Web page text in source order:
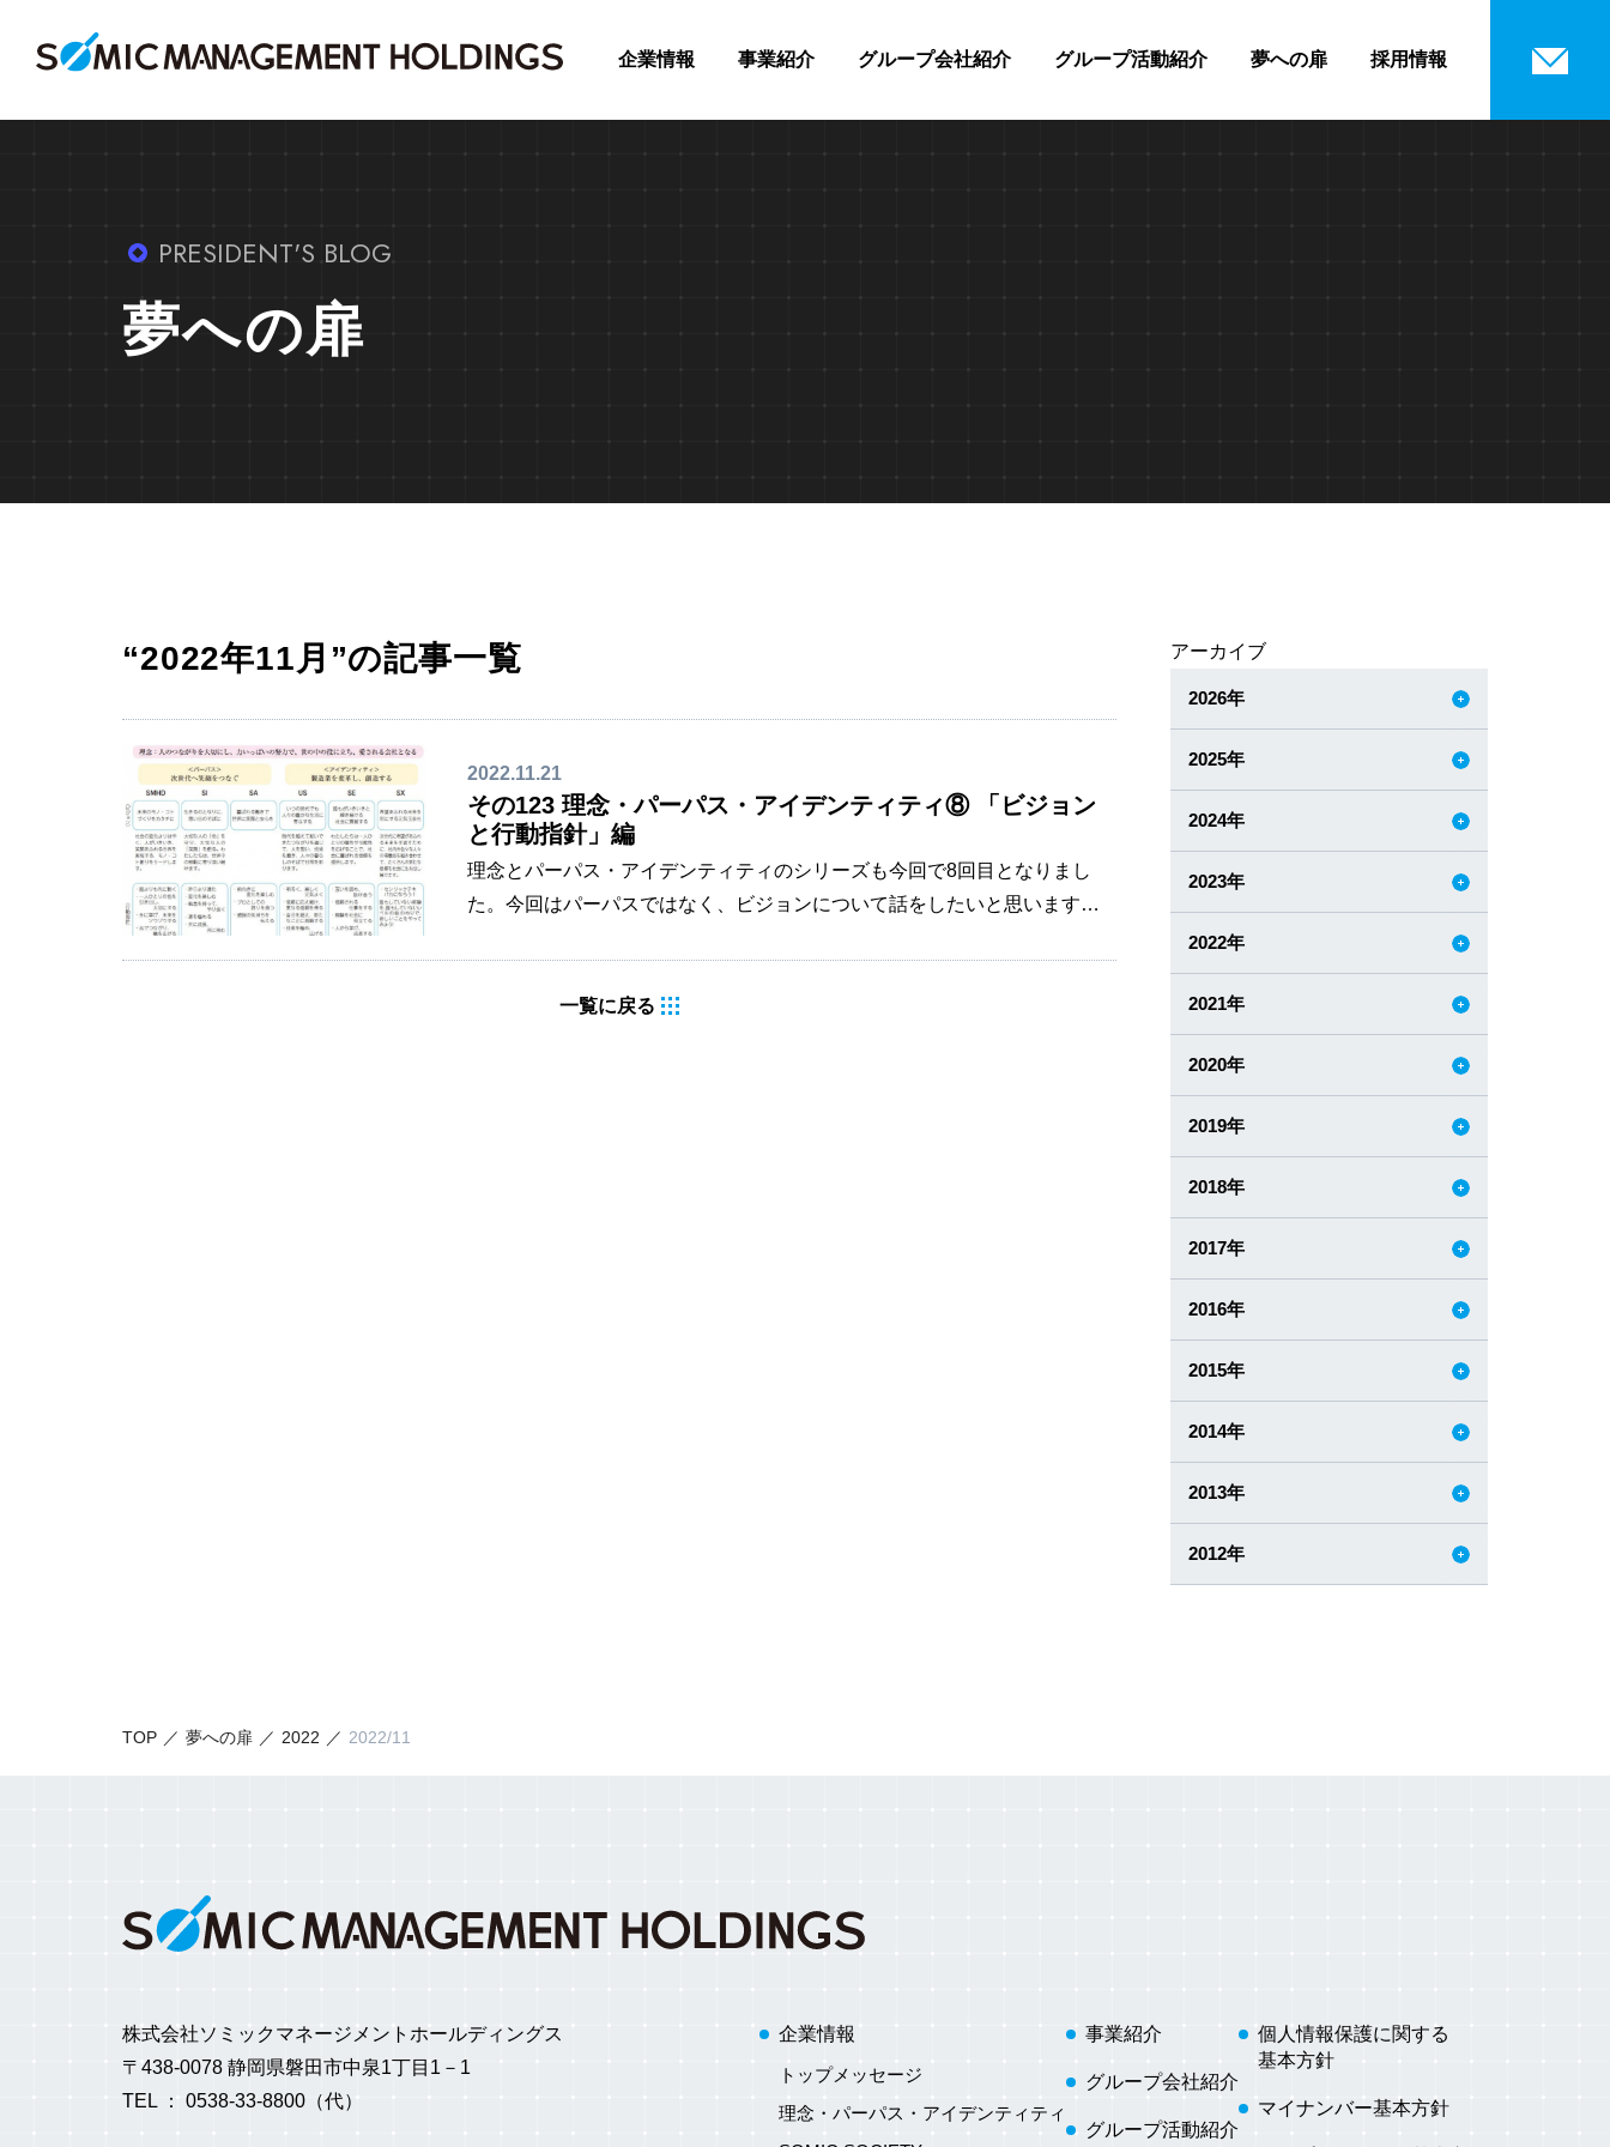
企業情報 事業紹介 グループ会社紹介 グループ活動紹介 夢への扉 採用情報
PRESIDENT'S BLOG
夢への扉
“2022年11月”の記事一覧
2022.11.21
その123 理念・パーパス・アイデンティティ⑧ 「ビジョン
と行動指針」編
理念とパーパス・アイデンティティのシリーズも今回で8回目となりまし
た。今回はパーパスではなく、ビジョンについて話をしたいと思います。
決めるということが、何よりも重要になってきています。これまでに話を
一覧に戻る
アーカイブ
2026年
2025年
2024年
2023年
2022年
2021年
2020年
2019年
2018年
2017年
2016年
2015年
2014年
2013年
2012年
TOP 夢への扉 2022 2022/11
株式会社ソミックマネージメントホールディングス
〒438-0078 静岡県磐田市中泉1丁目1－1
TEL ： 0538-33-8800（代）
企業情報
トップメッセージ
理念・パーパス・アイデンティティ
事業紹介
グループ会社紹介
グループ活動紹介
個人情報保護に関する
基本方針
マイナンバー基本方針